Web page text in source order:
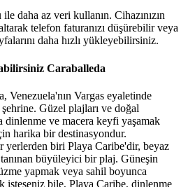
daha az veri kullanın. Cihazınızın
telefon faturanızı düşürebilir veya
daha hızlı yükleyebilirsiniz.
Caraballeda
Venezuela'nın Vargas eyaletinde
Güzel plajları ve doğal
dinlenme ve macera keyfi yaşamak
harika bir destinasyondur.
yerlerden biri Playa Caribe'dir, beyaz
büyüleyici bir plaj. Güneşin
yapmak veya sahil boyunca
isteseniz bile, Playa Caribe, dinlenme